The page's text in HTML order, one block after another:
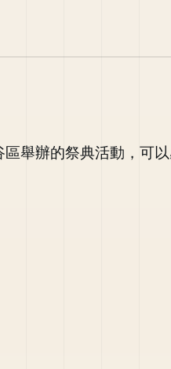
舉辦的祭典活動，可